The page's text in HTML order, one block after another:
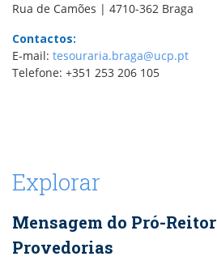
Rua de Camões | 4710-362 Braga
Contactos:
E-mail: tesouraria.braga@ucp.pt
Telefone: +351 253 206 105
Explorar
Mensagem do Pró-Reitor
Provedorias